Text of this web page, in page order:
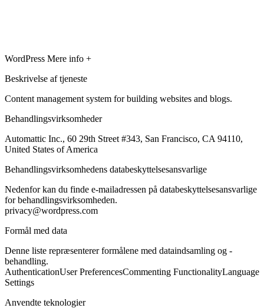
WordPress Mere info +
Beskrivelse af tjeneste
Content management system for building websites and blogs.
Behandlingsvirksomheder
Automattic Inc., 60 29th Street #343, San Francisco, CA 94110,
United States of America
Behandlingsvirksomhedens databeskyttelsesansvarlige
Nedenfor kan du finde e-mailadressen på databeskyttelsesansvarlige
for behandlingsvirksomheden.
privacy@wordpress.com
Formål med data
Denne liste repræsenterer formålene med dataindsamling og -
behandling.
AuthenticationUser PreferencesCommenting FunctionalityLanguage
Settings
Anvendte teknologier